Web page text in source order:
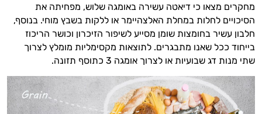
מחקרים מצאו כי דיאטה עשירה באומגה שלוש, מפחיתה את
הסיכויים לחלות במחלת האלצהיימר או ללקות בשבץ מוחי. בנוסף,
חלבון עשיר בחומצות שומן מסייע לשיפור הזיכרון וכושר הריכוז
בייחוד ככל שאנו מתבגרים. לתוצאות מקסימליות מומלץ לצרוך
שתי מנות דג שבועיות או לצרוך אומגה 3 כתוסף תזונה.